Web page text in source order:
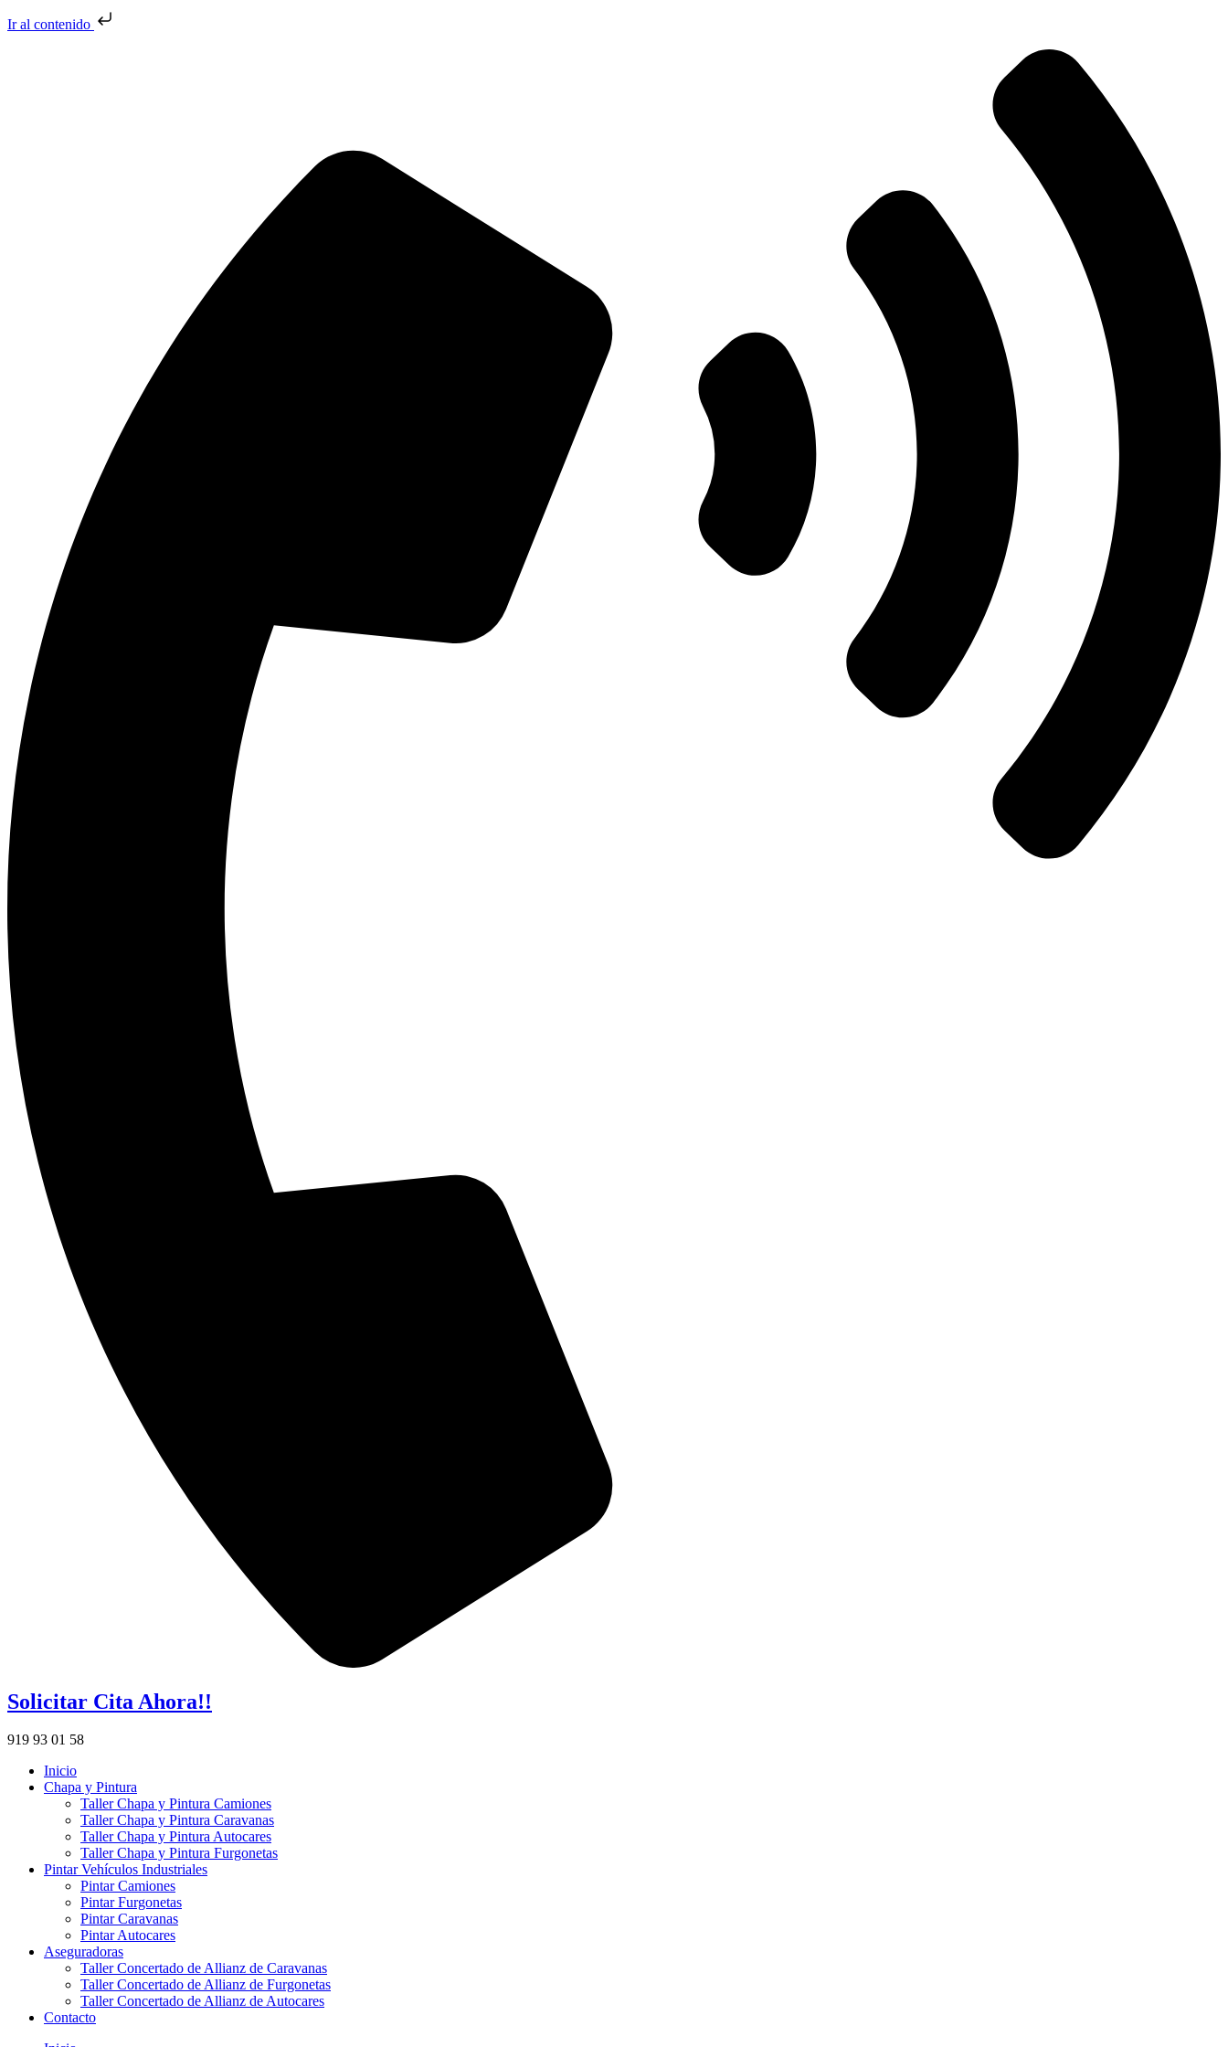
Ir al contenido
Solicitar Cita Ahora!!
919 93 01 58
Inicio
Chapa y Pintura
Taller Chapa y Pintura Camiones
Taller Chapa y Pintura Caravanas
Taller Chapa y Pintura Autocares
Taller Chapa y Pintura Furgonetas
Pintar Vehículos Industriales
Pintar Camiones
Pintar Furgonetas
Pintar Caravanas
Pintar Autocares
Aseguradoras
Taller Concertado de Allianz de Caravanas
Taller Concertado de Allianz de Furgonetas
Taller Concertado de Allianz de Autocares
Contacto